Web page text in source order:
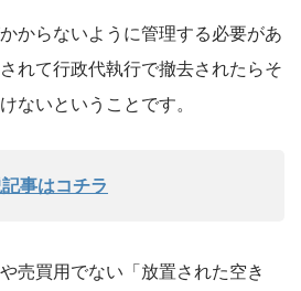
からないように管理する必要があ
れて行政代執行で撤去されたらそ
ないということです。
事はコチラ
売買用でない「放置された空き